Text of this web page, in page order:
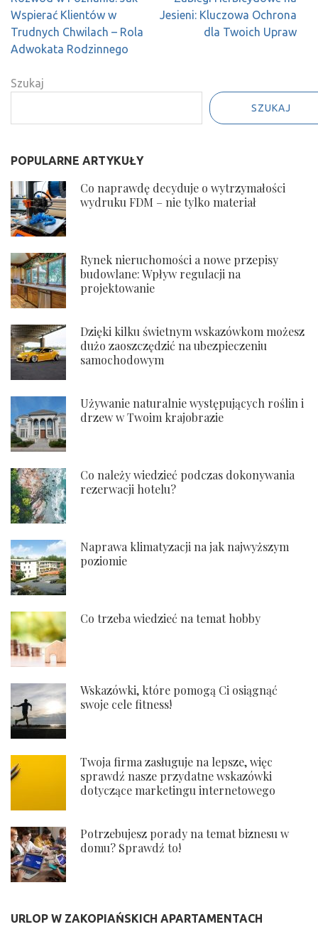
pospolitej
wpisu
Wspierać Klientów w
Trudnych Chwilach – Rola
Adwokata Rodzinnego
Jesieni: Kluczowa Ochrona
dla Twoich Upraw
Szukaj
SZUKAJ
POPULARNE ARTYKUŁY
Co naprawdę decyduje o wytrzymałości
wydruku FDM – nie tylko materiał
Rynek nieruchomości a nowe przepisy
budowlane: Wpływ regulacji na
projektowanie
Dzięki kilku świetnym wskazówkom możesz
dużo zaoszczędzić na ubezpieczeniu
samochodowym
Używanie naturalnie występujących roślin i
drzew w Twoim krajobrazie
Co należy wiedzieć podczas dokonywania
rezerwacji hotelu?
Naprawa klimatyzacji na jak najwyższym
poziomie
Co trzeba wiedzieć na temat hobby
Wskazówki, które pomogą Ci osiągnąć
swoje cele fitness!
Twoja firma zasługuje na lepsze, więc
sprawdź nasze przydatne wskazówki
dotyczące marketingu internetowego
Potrzebujesz porady na temat biznesu w
domu? Sprawdź to!
URLOP W ZAKOPIAŃSKICH APARTAMENTACH